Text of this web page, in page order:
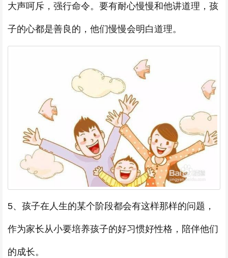
大声呵斥，强行命令。要有耐心慢慢和他讲道理，孩
子的心都是善良的，他们慢慢会明白道理。
5、孩子在人生的某个阶段都会有这样那样的问题，
作为家长从小要培养孩子的好习惯好性格，陪伴他们
的成长。